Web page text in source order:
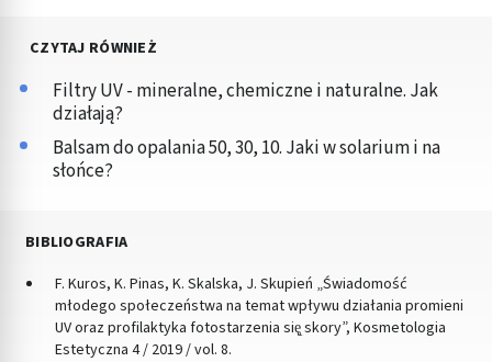
CZYTAJ RÓWNIEŻ
Filtry UV - mineralne, chemiczne i naturalne. Jak
działają?
Balsam do opalania 50, 30, 10. Jaki w solarium i na
słońce?
BIBLIOGRAFIA
F. Kuros, K. Pinas, K. Skalska, J. Skupień „Świadomość
młodego społeczeństwa na temat wpływu działania promieni
UV oraz profilaktyka fotostarzenia się̨ skory”, Kosmetologia
Estetyczna 4 / 2019 / vol. 8.